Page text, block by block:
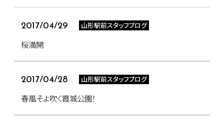
2017/04/29 山形駅前スタッフブログ
桜満開
2017/04/28 山形駅前スタッフブログ
春風そよ吹く霞城公園！